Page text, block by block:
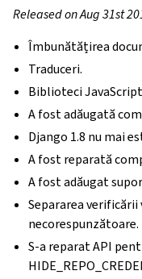
Released on Aug 31st
Îmbunătățirea
Traduceri.
Biblioteci
A fost adăugată
Django 1.8 nu mai
A fost reparată
A fost adăugat
Separarea
necorespunzătoare.
S-a reparat API